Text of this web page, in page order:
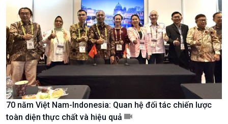
Xã hội
Tin Đời sống & Xã hội
360 độ Sức khỏe
Chuyển đổi Xanh
Tài nguyên và Môi trường
Chuyên gia của bạn
Xã hội chuyển động
Khoa học & Công nghệ
Tin Khoa học & Công nghệ
Kết nối công nghệ
Sống chung với biến đổi
70 năm Việt Nam-Indonesia: Quan hệ đối tác chiến lược
toàn diện thực chất và hiệu quả